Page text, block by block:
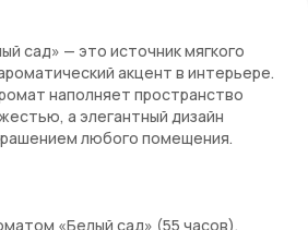
сад» — это источник мягкого
акцент в интерьере.
наполняет пространство
а элегантный дизайн
любого помещения.
«Белый сад» (55 часов),